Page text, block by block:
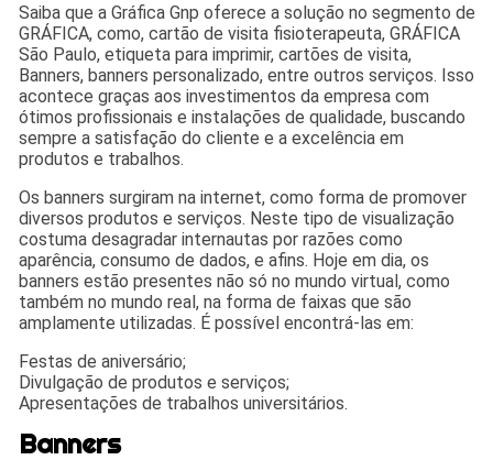
Saiba que a Gráfica Gnp oferece a solução no segmento de
GRÁFICA, como, cartão de visita fisioterapeuta, GRÁFICA
São Paulo, etiqueta para imprimir, cartões de visita,
Banners, banners personalizado, entre outros serviços. Isso
acontece graças aos investimentos da empresa com
ótimos profissionais e instalações de qualidade, buscando
sempre a satisfação do cliente e a excelência em
produtos e trabalhos.
Os banners surgiram na internet, como forma de promover
diversos produtos e serviços. Neste tipo de visualização
costuma desagradar internautas por razões como
aparência, consumo de dados, e afins. Hoje em dia, os
banners estão presentes não só no mundo virtual, como
também no mundo real, na forma de faixas que são
amplamente utilizadas. É possível encontrá-las em:
Festas de aniversário;
Divulgação de produtos e serviços;
Apresentações de trabalhos universitários.
Banners